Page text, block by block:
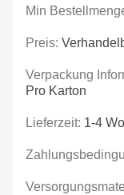
Min
Preis:
Verpackung
Pro Karton
Lieferzeit: 1-4